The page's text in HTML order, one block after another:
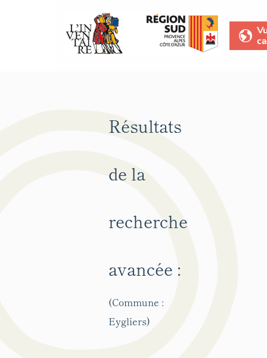
Résultats
de la
recherche
avancée :
(Commune :
Eygliers)